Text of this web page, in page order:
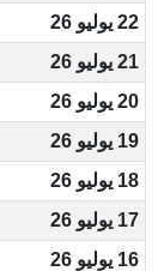
22 يوليو 26
21 يوليو 26
20 يوليو 26
19 يوليو 26
18 يوليو 26
17 يوليو 26
16 يوليو 26